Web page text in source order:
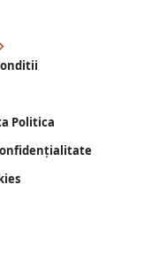
Politica